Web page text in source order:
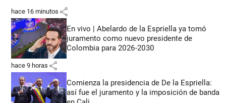
hace 16 minutos share
En vivo | Abelardo de la Espriella ya tomó
juramento como nuevo presidente de
Colombia para 2026-2030
hace 9 horas share
Comienza la presidencia de De la Espriella:
así fue el juramento y la imposición de banda